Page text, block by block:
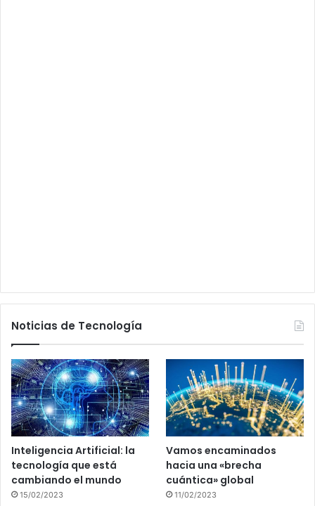
Noticias de Tecnología
Inteligencia Artificial: la
tecnología que está
cambiando el mundo
15/02/2023
Vamos encaminados
hacia una «brecha
cuántica» global
11/02/2023